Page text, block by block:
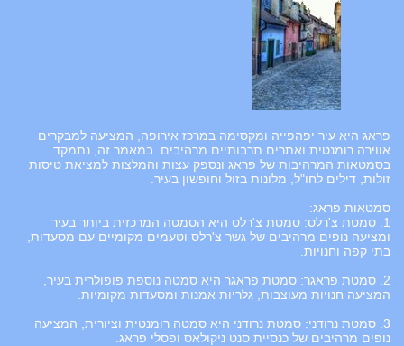
פראג היא עיר יפהפייה ומקסימה במרכז אירופה, המציעה למבקרים
אווירה רומנטית ואתרים תרבותיים מרהיבים. במאמר זה, נתמקד
בסמטאות המרהיבות של פראג ונספק עצות והמלצות למציאת טיסות
זולות, דילים לחו"ל, מלונות בזול וחופשון בעיר.
סמטאות פראג:
1. סמטת צ'רלס: סמטת צ'רלס היא הסמטה המרכזית ביותר בעיר
ומציעה נופים מרהיבים של גשר צ'רלס וטעמים מקומיים עם מסעדות,
בתי קפה וחנויות.
2. סמטת פראגר: סמטת פראגר היא סמטה נוספת פופולרית בעיר,
המציעה חנויות מעוצבות, גלריות אמנות ומסעדות מקומיות.
3. סמטת נרודני: סמטת נרודני היא סמטה רומנטית וציורית, המציעה
נופים מרהיבים של כנסיית סנט ניקולאס ופסלי פראג.